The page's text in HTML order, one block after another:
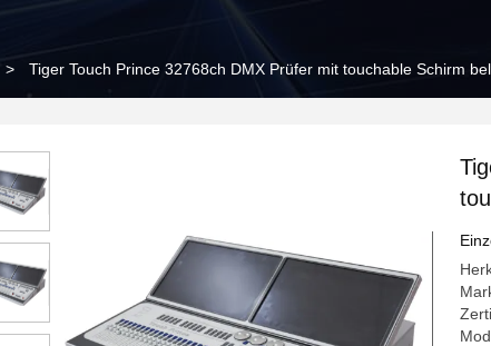
> Tiger Touch Prince 32768ch DMX Prüfer mit touchable Schirm